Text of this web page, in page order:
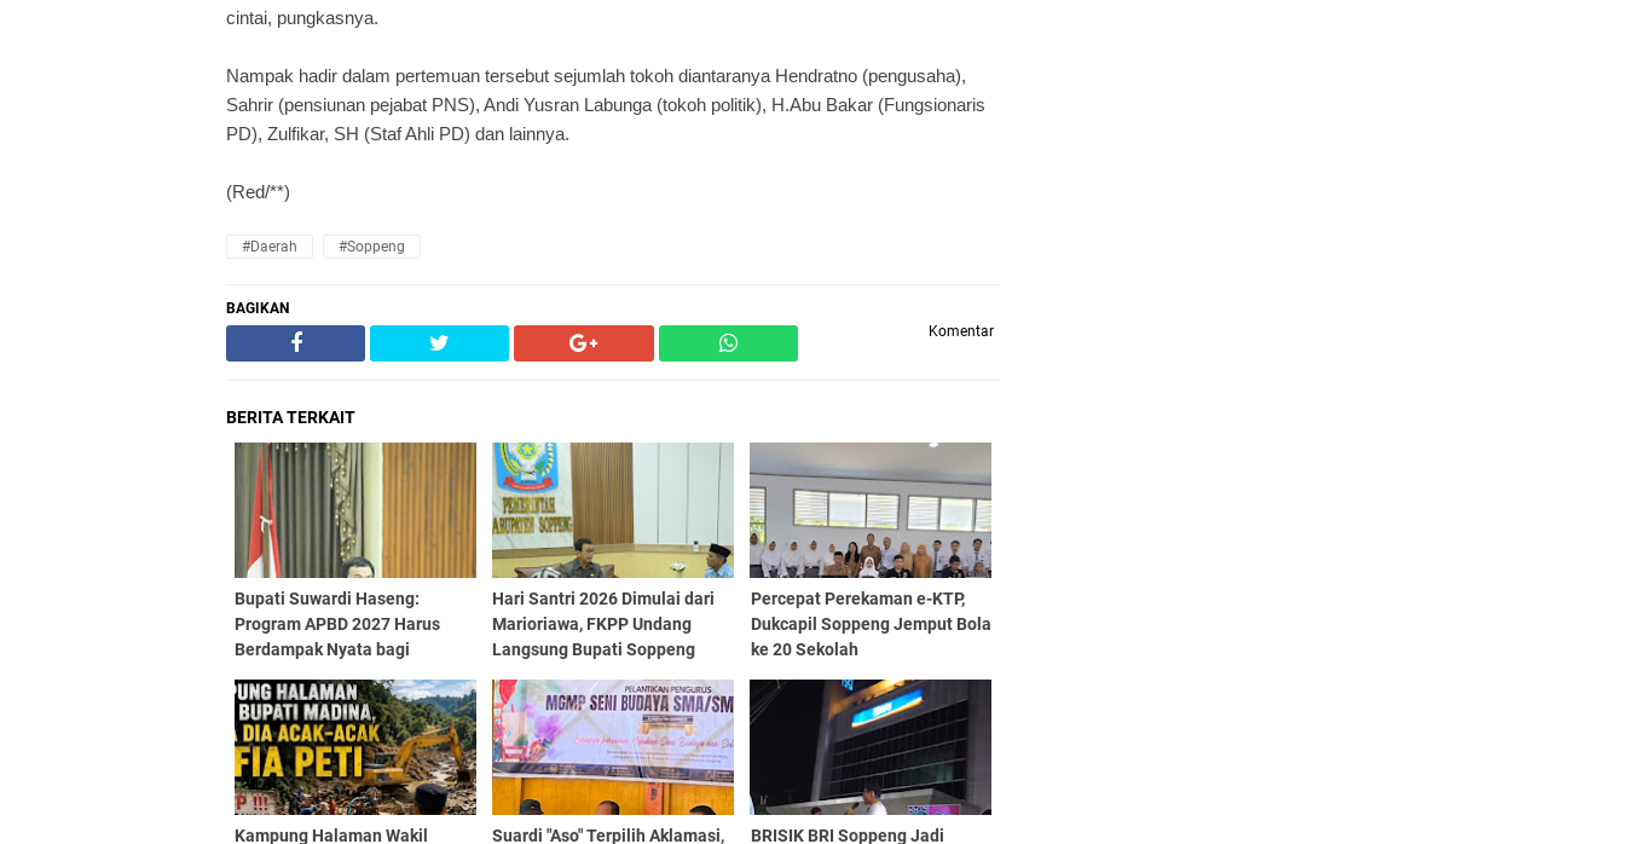
cintai, pungkasnya.
Nampak hadir dalam pertemuan tersebut sejumlah tokoh diantaranya Hendratno (pengusaha),
Sahrir (pensiunan pejabat PNS), Andi Yusran Labunga (tokoh politik), H.Abu Bakar (Fungsionaris
PD), Zulfikar, SH (Staf Ahli PD) dan lainnya.
(Red/**)
#Daerah #Soppeng
BAGIKAN
Komentar
BERITA TERKAIT
Bupati Suwardi Haseng:
Program APBD 2027 Harus
Berdampak Nyata bagi
Hari Santri 2026 Dimulai dari
Marioriawa, FKPP Undang
Langsung Bupati Soppeng
Percepat Perekaman e-KTP,
Dukcapil Soppeng Jemput Bola
ke 20 Sekolah
Kampung Halaman Wakil Suardi "Aso" Terpilih Aklamasi, BRISIK BRI Soppeng Jadi